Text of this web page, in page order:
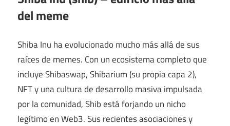
del meme
Shiba Inu ha evolucionado mucho más allá de sus
raíces de memes. Con un ecosistema completo que
incluye Shibaswap, Shibarium (su propia capa 2),
NFT y una cultura de desarrollo masiva impulsada
por la comunidad, Shib está forjando un nicho
legítimo en Web3. Sus recientes asociaciones y